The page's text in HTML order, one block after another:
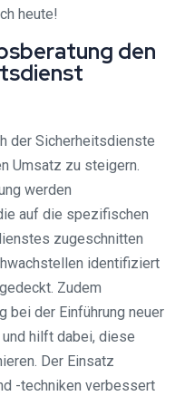
heute!
den
der Sicherheitsdienste
Umsatz zu steigern.
werden
auf die spezifischen
zugeschnitten
identifiziert
Zudem
bei der Einführung neuer
hilft dabei, diese
Der Einsatz
-techniken verbessert